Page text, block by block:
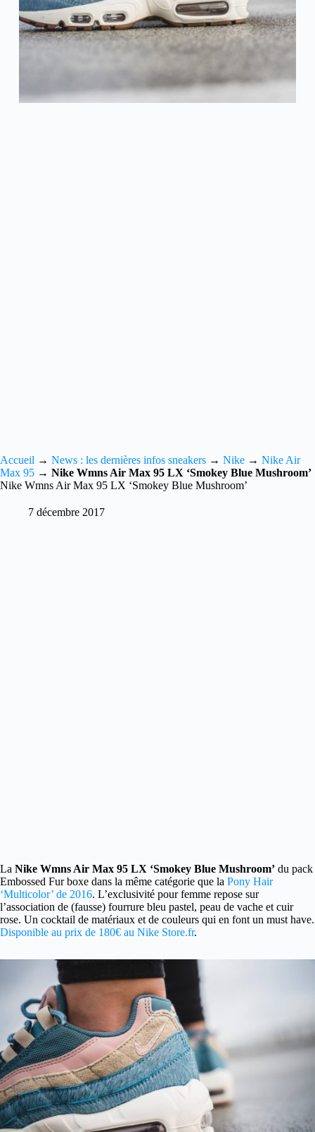
Accueil → News : les dernières infos sneakers → Nike → Nike Air
Max 95 → Nike Wmns Air Max 95 LX ‘Smokey Blue Mushroom’
Nike Wmns Air Max 95 LX ‘Smokey Blue Mushroom’
7 décembre 2017
La Nike Wmns Air Max 95 LX ‘Smokey Blue Mushroom’ du pack
Embossed Fur boxe dans la même catégorie que la Pony Hair
‘Multicolor’ de 2016. L’exclusivité pour femme repose sur
l’association de (fausse) fourrure bleu pastel, peau de vache et cuir
rose. Un cocktail de matériaux et de couleurs qui en font un must have.
Disponible au prix de 180€ au Nike Store.fr.